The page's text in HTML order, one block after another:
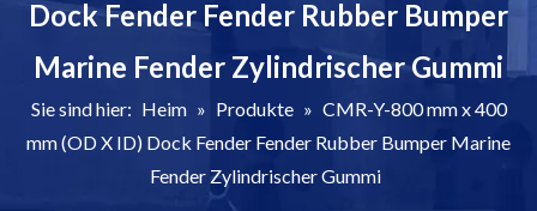
Dock Fender Fender Rubber Bumper
Marine Fender Zylindrischer Gummi
Sie sind hier: Heim » Produkte » CMR-Y-800 mm x 400
mm (OD X ID) Dock Fender Fender Rubber Bumper Marine
Fender Zylindrischer Gummi